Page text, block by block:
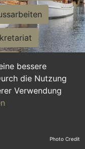
bessere
die Nutzung
Verwendung
Photo Credit